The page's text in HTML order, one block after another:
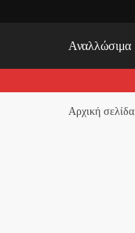
Αναλλώσιμα
Αρχική σελίδα